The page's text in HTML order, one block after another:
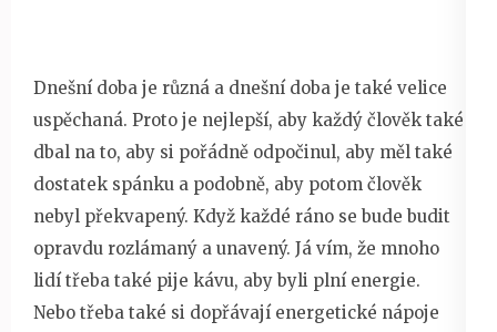
Dnešní doba je různá a dnešní doba je také velice
uspěchaná. Proto je nejlepší, aby každý člověk také
dbal na to, aby si pořádně odpočinul, aby měl také
dostatek spánku a podobně, aby potom člověk
nebyl překvapený. Když každé ráno se bude budit
opravdu rozlámaný a unavený. Já vím, že mnoho
lidí třeba také pije kávu, aby byli plní energie.
Nebo třeba také si dopřávají energetické nápoje